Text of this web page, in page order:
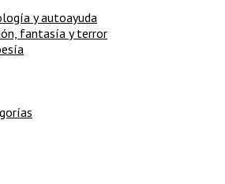
y autoayuda
fantasía y terror